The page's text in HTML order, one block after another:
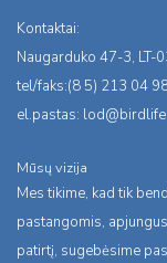
Kontaktai:
Naugarduko 47-3, LT-
tel/faks:(8 5) 213 04
el.pastas:
Mūsų vizija
Mes tikime, kad tik
pastangomis,
patirtį, sugebėsime